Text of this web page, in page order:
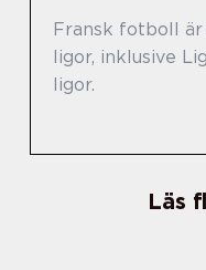
Fransk fotboll
ligor, inklusive
ligor.
Läs